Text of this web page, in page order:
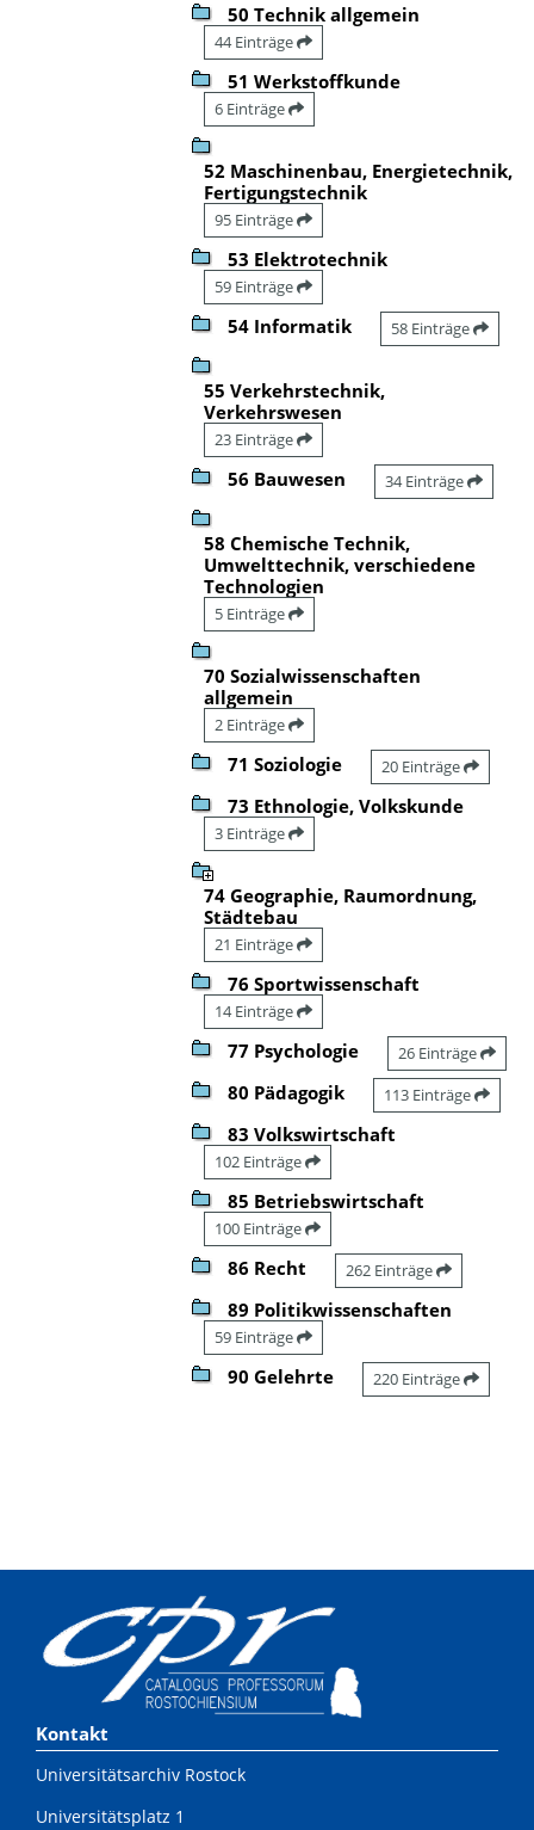
50 Technik allgemein
44 Einträge
51 Werkstoffkunde
6 Einträge
52 Maschinenbau, Energietechnik,
Fertigungstechnik
95 Einträge
53 Elektrotechnik
59 Einträge
54 Informatik 58 Einträge
55 Verkehrstechnik,
Verkehrswesen
23 Einträge
56 Bauwesen 34 Einträge
58 Chemische Technik,
Umwelttechnik, verschiedene
Technologien
5 Einträge
70 Sozialwissenschaften
allgemein
2 Einträge
71 Soziologie 20 Einträge
73 Ethnologie, Volkskunde
3 Einträge
74 Geographie, Raumordnung,
Städtebau
21 Einträge
76 Sportwissenschaft
14 Einträge
77 Psychologie 26 Einträge
80 Pädagogik 113 Einträge
83 Volkswirtschaft
102 Einträge
85 Betriebswirtschaft
100 Einträge
86 Recht 262 Einträge
89 Politikwissenschaften
59 Einträge
90 Gelehrte 220 Einträge
Kontakt
Universitätsarchiv Rostock
Universitätsplatz 1